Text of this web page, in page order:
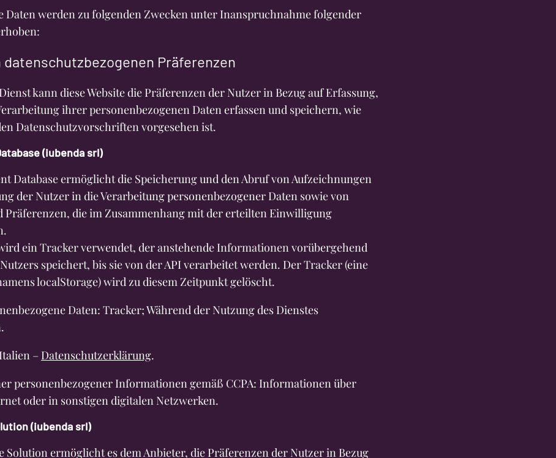
Daten werden zu folgenden Zwecken unter Inanspruchnahme folgender
datenschutzbezogenen Präferenzen
kann diese Website die Präferenzen der Nutzer in Bezug auf Erfassung,
ihrer personenbezogenen Daten erfassen und speichern, wie
Datenschutzvorschriften vorgesehen ist.
(iubenda srl)
Database ermöglicht die Speicherung und den Abruf von Aufzeichnungen
der Nutzer in die Verarbeitung personenbezogener Daten sowie von
die im Zusammenhang mit der erteilten Einwilligung
ein Tracker verwendet, der anstehende Informationen vorübergehend
speichert, bis sie von der API verarbeitet werden. Der Tracker (eine
localStorage) wird zu diesem Zeitpunkt gelöscht.
Daten: Tracker; Während der Nutzung des Dienstes
– Datenschutzerklärung.
personenbezogener Informationen gemäß CCPA: Informationen über
oder in sonstigen digitalen Netzwerken.
(iubenda srl)
Solution ermöglicht es dem Anbieter, die Präferenzen der Nutzer in Bezug